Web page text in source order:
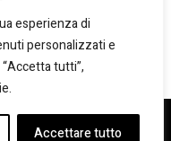
esperienza di
personalizzati e
tutti”,
Accettare tutto
P. IVA E REG. IMPRESE
– CAP. SOCIALE (i.v.):